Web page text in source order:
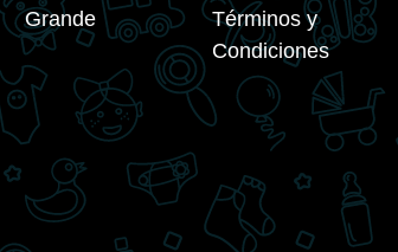
Grande
Términos y
Condiciones